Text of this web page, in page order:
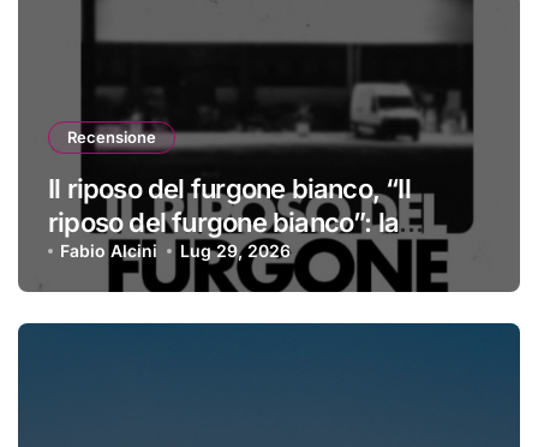
Recensione
Il riposo del furgone bianco, “Il
riposo del furgone bianco”: la
recensione
Fabio Alcini Lug 29, 2026